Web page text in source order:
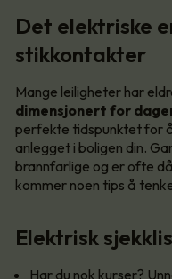
Det elektriske
stikkontakter
Mange leiligheter har
dimensjonert for
perfekte tidspunktet for
anlegget i boligen din.
brannfarlige og er ofte
kommer noen tips å
Elektrisk
Har du nok kurser?